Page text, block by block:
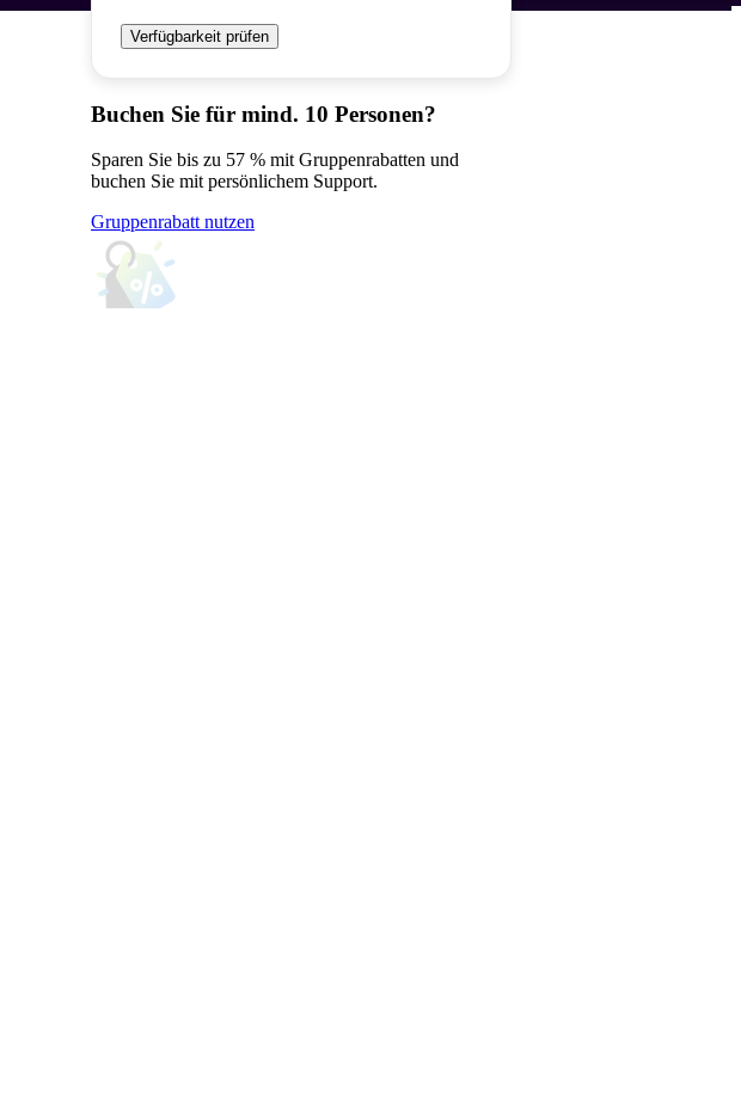
Verfügbarkeit prüfen
Buchen Sie für mind. 10 Personen?
Sparen Sie bis zu 57 % mit Gruppenrabatten und
buchen Sie mit persönlichem Support.
Gruppenrabatt nutzen